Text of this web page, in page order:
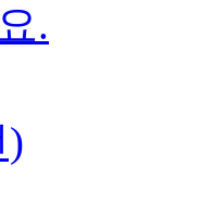
.
)